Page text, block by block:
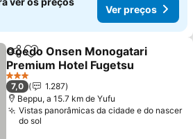
Ver preços
PartilharAdicionar aos favoritos
Ooedo Onsen Monogatari
Premium Hotel Fugetsu
Ver preços
3 Estrelas
7,0
1.287
Beppu, a 15.7 km de Yufu
Vistas panorâmicas da cidade e do nascer
do sol